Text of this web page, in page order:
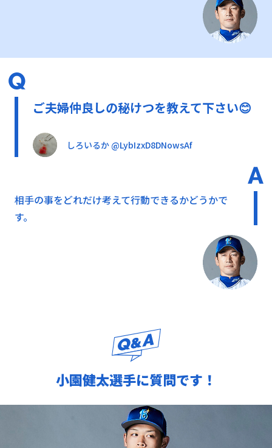
ご夫婦仲良しの秘けつを教えて下さい😊
しろいるか @LybIzxD8DNowsAf
相手の事をどれだけ考えて行動できるかどうかで
す。
小園健太選手に質問です！